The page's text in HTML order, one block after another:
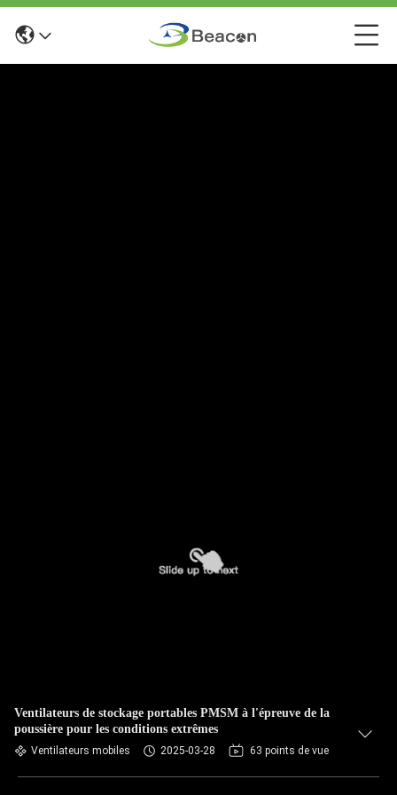
Ventilateurs de stockage portables PMSM à l'épreuve de la
poussière pour les conditions extrêmes
Ventilateurs mobiles 2025-03-28 63 points de vue